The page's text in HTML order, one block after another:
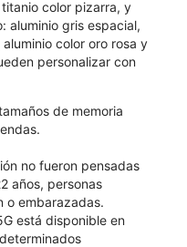
color pizarra, y
aluminio gris espacial,
color oro rosa y
personalizar con
de memoria
no fueron pensadas
años, personas
o embarazadas.
está disponible en